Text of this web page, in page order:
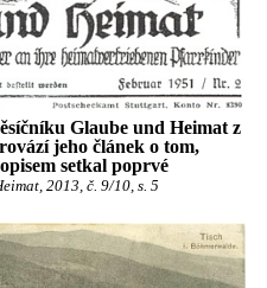
Glaube und Heimat z
jeho článek o tom,
setkal poprvé
2013, č. 9/10, s. 5